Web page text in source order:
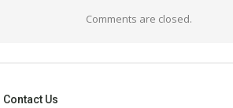
Comments are closed.
Contact Us